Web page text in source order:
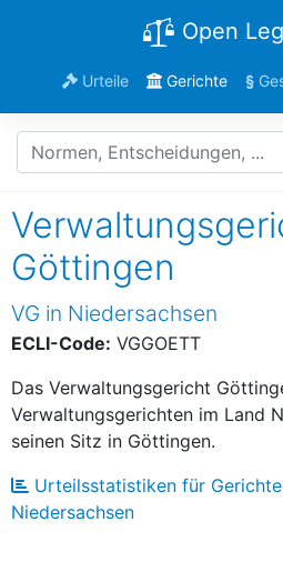
Open
Urteile Gerichte §
Göttingen
VG in Niedersachsen
ECLI-Code: VGGOETT
Das Verwaltungsgericht
Verwaltungsgerichten im Land
seinen Sitz in Göttingen.
Urteilsstatistiken für
Niedersachsen